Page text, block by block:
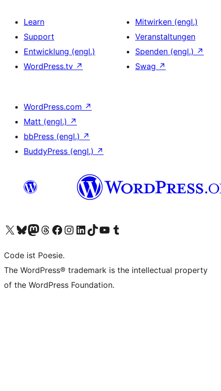
Learn
Support
Entwicklung (engl.)
WordPress.tv ↗
Mitwirken (engl.)
Veranstaltungen
Spenden (engl.) ↗
Swag ↗
WordPress.com ↗
Matt (engl.) ↗
bbPress (engl.) ↗
BuddyPress (engl.) ↗
Unser X-Konto (früher Twitter) besuchen
Unser Bluesky-Konto besuchen
Unser Mastodon-Konto besuchen
Unser Threads-Konto besuchen
Unsere Facebook-Seite besuchen
Unser Instagram-Konto besuchen
Unser LinkedIn-Konto besuchen
Unser TikTok-Konto besuchen
Unseren YouTube-Kanal besuchen
Unser Tumblr-Konto besuchen
Code ist Poesie.
The WordPress® trademark is the intellectual property
of the WordPress Foundation.